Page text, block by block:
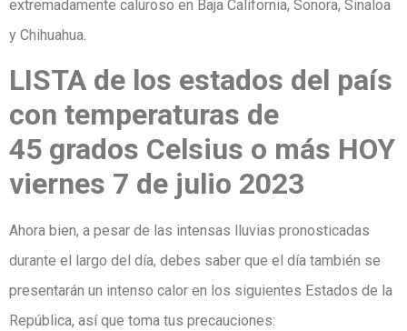
extremadamente caluroso en Baja California, Sonora, Sinaloa
y Chihuahua.
LISTA de los estados del país
con temperaturas de
45 grados Celsius o más HOY
viernes 7 de julio 2023
Ahora bien, a pesar de las intensas lluvias pronosticadas
durante el largo del día, debes saber que el día también se
presentarán un intenso calor en los siguientes Estados de la
República, así que toma tus precauciones: